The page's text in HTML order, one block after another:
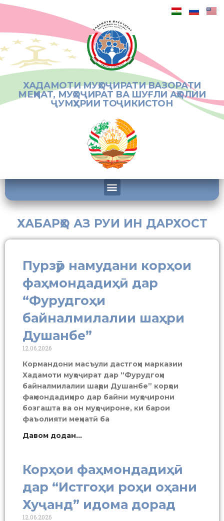
ХАДАМОТИ МУҲОҶИРАТИ ВАЗОРАТИ
МЕҲНАТ, МУҲОҶИРАТ ВА ШУҒЛИ АҲОЛИИ
ҶУМҲУРИИ ТОҶИКИСТОН
ХАБАРҲО АЗ РУИ ИН ДАРХОСТ
Пурзӯр намудани корҳои
фаҳмондадиҳӣ дар
“Фурудгоҳи
байналмилалии шаҳри
Душанбе”
12.06.2026
Кормандони масъули дастгоҳи марказии
Хадамоти муҳоҷират дар “Фурудгоҳи
байналмилалии шаҳри Душанбе” корҳои
фаҳмондадиҳиро дар байни муҳоҷирони
бозгашта ва он муҳоҷироне, ки барои
фаъолияти меҳнатӣ ба
Давом додан...
Корҳои фаҳмондадиҳӣ
дар “Истгоҳи роҳи оҳани
Хуҷанд” идома дорад
12.06.2026